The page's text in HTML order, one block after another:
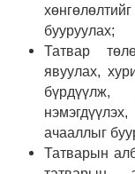
бууруулах;
Татвар
явуулах,
бүрдүүлж,
ачааллыг
Татварын